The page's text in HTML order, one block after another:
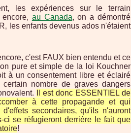
les expériences sur le terrain
au Canada, on a démontré
les enfants devenus ados n'étaient
c'est FAUX bien entendu et ce
pure et simple de la loi Kouchner
à un consentement libre et éclairé
certain nombre de graves dangers
Il est donc ESSENTIEL de
à cette propagande et qui
secondaires, qu'ils n'auront
ci se réfugieront derrière le fait que
!